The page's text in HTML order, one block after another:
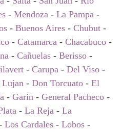
- Mendoza - La Pampa -
- Buenos Aires - Chubut -
- Catamarca - Chacabuco -
- Cañuelas - Berisso -
- Carupa - Del Viso -
- Don Torcuato - El
- Garin - General Pacheco -
- La Reja - La
Los Cardales - Lobos -